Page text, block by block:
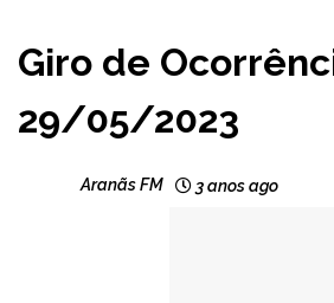
MINAS
NOTÍCIAS
Giro de
29/05/2023
Aranãs FM 3 anos ago